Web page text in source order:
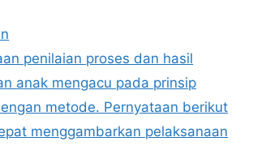
penilaian proses dan hasil
anak mengacu pada prinsip
metode. Pernyataan berikut
menggambarkan pelaksanaan